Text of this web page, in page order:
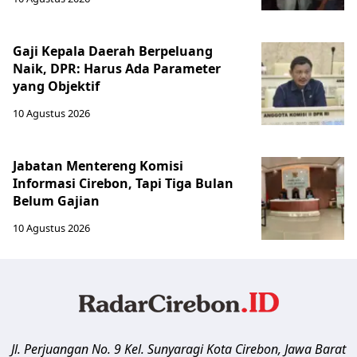
Gaji Kepala Daerah Berpeluang
Naik, DPR: Harus Ada Parameter
yang Objektif
10 Agustus 2026
Jabatan Mentereng Komisi
Informasi Cirebon, Tapi Tiga Bulan
Belum Gajian
10 Agustus 2026
Jl. Perjuangan No. 9 Kel. SunyaragiKota Cirebon, Jawa Barat